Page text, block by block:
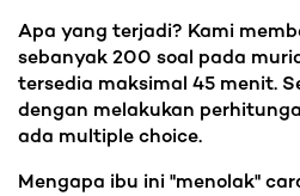
Apa yang terjadi? Kami
sebanyak 200 soal pada
tersedia maksimal 45 menit.
dengan melakukan
ada multiple choice.
Mengapa ibu ini "menolak"